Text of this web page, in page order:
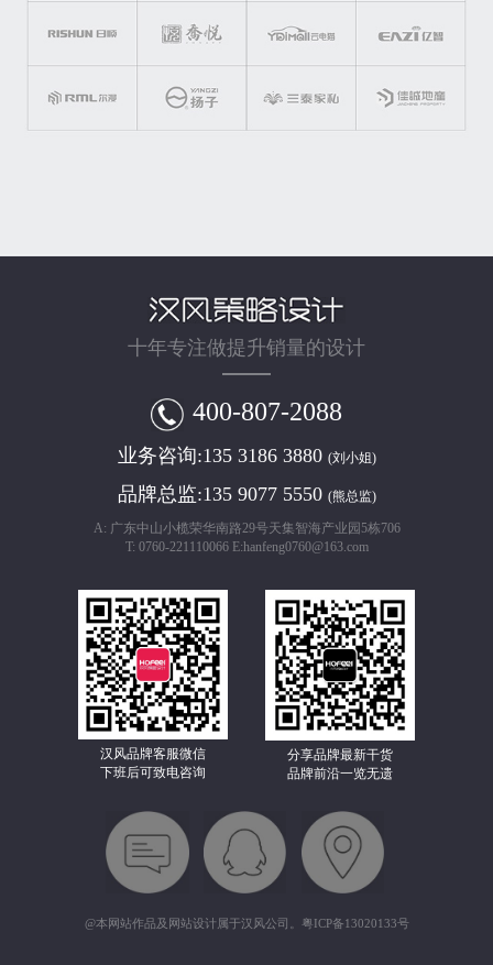
十年专注做提升销量的设计
400-807-2088
业务咨询:135 3186 3880 (刘小姐)
品牌总监:135 9077 5550 (熊总监)
A: 广东中山小榄荣华南路29号天集智海产业园5栋706
T: 0760-221110066 E:hanfeng0760@163.com
汉风品牌客服微信
下班后可致电咨询
分享品牌最新干货
品牌前沿一览无遗
@本网站作品及网站设计属于汉风公司。 粤ICP备13020133号